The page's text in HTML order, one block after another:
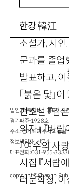
한강韓江
소설가, 시
문과를 졸업
발표하고,
「붉은 닻」
편소설 『검
의자』 『바
『여수의 사
시집 『서랍
리문학상,
법인명 : ㈜창비ㅣ대표이
경기파주-1928호
주소 : 경기도 파주시 회동
정보책임자 : 신문수
대표전화 : 031-955-
copyright © Changbi